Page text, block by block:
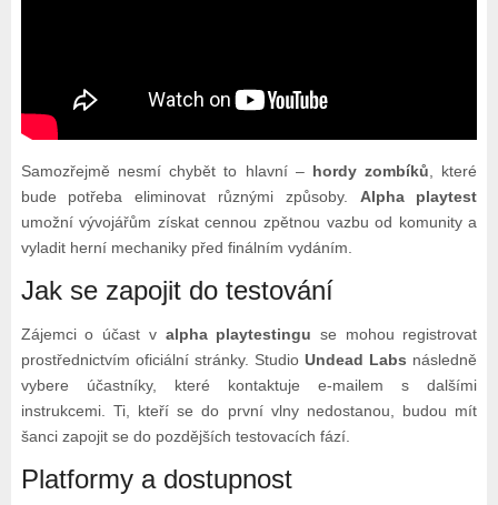
Samozřejmě nesmí chybět to hlavní – hordy zombíků , které
bude potřeba eliminovat různými způsoby. Alpha playtest
umožní vývojářům získat cennou zpětnou vazbu od komunity a
vyladit herní mechaniky před finálním vydáním.
Jak se zapojit do testování
Zájemci o účast v alpha playtestingu se mohou registrovat
prostřednictvím oficiální stránky. StudioUndead Labs následně
vybere účastníky, které kontaktuje e-mailem s dalšími
instrukcemi. Ti, kteří se do první vlny nedostanou, budou mít
šanci zapojit se do pozdějších testovacích fází.
Platformy a dostupnost